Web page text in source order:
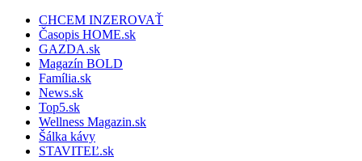
CHCEM INZEROVAŤ
Časopis HOME.sk
GAZDA.sk
Magazín BOLD
Família.sk
News.sk
Top5.sk
Wellness Magazin.sk
Šálka kávy
STAVITEĽ.sk